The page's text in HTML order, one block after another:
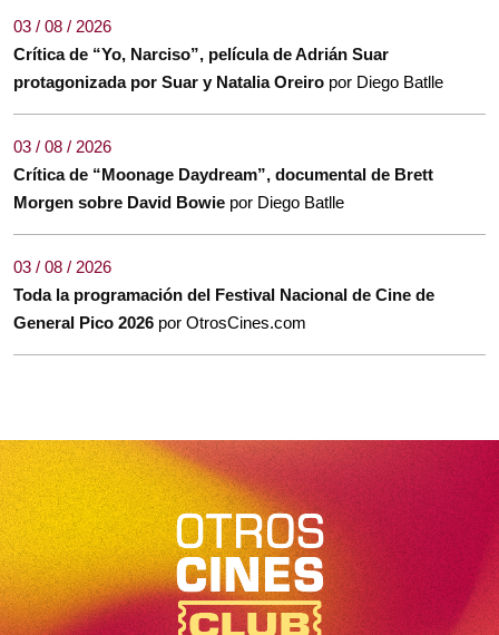
03 / 08 / 2026
Crítica de “Yo, Narciso”, película de Adrián Suar
protagonizada por Suar y Natalia Oreiro por Diego Batlle
03 / 08 / 2026
Crítica de “Moonage Daydream”, documental de Brett
Morgen sobre David Bowie por Diego Batlle
03 / 08 / 2026
Toda la programación del Festival Nacional de Cine de
General Pico 2026 por OtrosCines.com